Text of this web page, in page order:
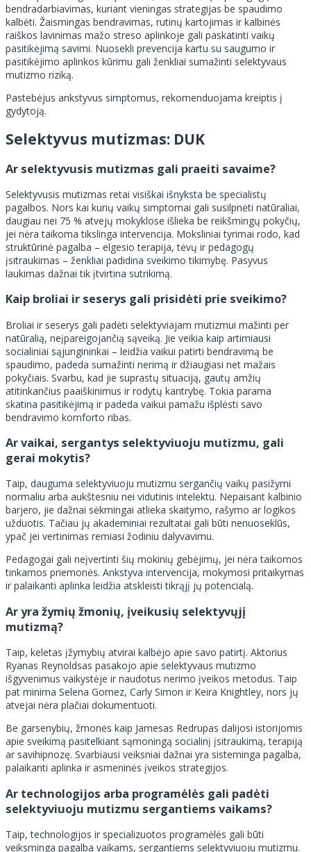
bendradarbiavimas, kuriant vieningas strategijas be spaudimo
kalbėti. Žaismingas bendravimas, rutinų kartojimas ir kalbinės
raiškos lavinimas mažo streso aplinkoje gali paskatinti vaikų
pasitikėjimą savimi. Nuosekli prevencija kartu su saugumo ir
pasitikėjimo aplinkos kūrimu gali ženkliai sumažinti selektyvaus
mutizmo riziką.
Pastebėjus ankstyvus simptomus, rekomenduojama kreiptis į
gydytoją.
Selektyvus mutizmas: DUK
Ar selektyvusis mutizmas gali praeiti savaime?
Selektyvusis mutizmas retai visiškai išnyksta be specialistų
pagalbos. Nors kai kurių vaikų simptomai gali susilpnėti natūraliai,
daugiau nei 75 % atvejų mokyklose išlieka be reikšmingų pokyčių,
jei nėra taikoma tikslinga intervencija. Moksliniai tyrimai rodo, kad
struktūrinė pagalba – elgesio terapija, tėvų ir pedagogų
įsitraukimas – ženkliai padidina sveikimo tikimybę. Pasyvus
laukimas dažnai tik įtvirtina sutrikimą.
Kaip broliai ir seserys gali prisidėti prie sveikimo?
Broliai ir seserys gali padėti selektyviajam mutizmui mažinti per
natūralią, neįpareigojančią sąveiką. Jie veikia kaip artimiausi
socialiniai sąjungininkai – leidžia vaikui patirti bendravimą be
spaudimo, padeda sumažinti nerimą ir džiaugiasi net mažais
pokyčiais. Svarbu, kad jie suprastų situaciją, gautų amžių
atitinkančius paaiškinimus ir rodytų kantrybę. Tokia parama
skatina pasitikėjimą ir padeda vaikui pamažu išplėsti savo
bendravimo komforto ribas.
Ar vaikai, sergantys selektyviuoju mutizmu, gali
gerai mokytis?
Taip, dauguma selektyviuoju mutizmu sergančių vaikų pasižymi
normaliu arba aukštesniu nei vidutinis intelektu. Nepaisant kalbinio
barjero, jie dažnai sėkmingai atlieka skaitymo, rašymo ar logikos
užduotis. Tačiau jų akademiniai rezultatai gali būti nenuoseklūs,
ypač jei vertinimas remiasi žodiniu dalyvavimu.
Pedagogai gali neįvertinti šių mokinių gebėjimų, jei nėra taikomos
tinkamos priemonės. Ankstyva intervencija, mokymosi pritaikymas
ir palaikanti aplinka leidžia atskleisti tikrąjį jų potencialą.
Ar yra žymių žmonių, įveikusių selektyvųjį
mutizmą?
Taip, keletas įžymybių atvirai kalbėjo apie savo patirtį. Aktorius
Ryanas Reynoldsas pasakojo apie selektyvaus mutizmo
išgyvenimus vaikystėje ir naudotus nerimo įveikos metodus. Taip
pat minima Selena Gomez, Carly Simon ir Keira Knightley, nors jų
atvejai nėra plačiai dokumentuoti.
Be garsenybių, žmonės kaip Jamesas Redrupas dalijosi istorijomis
apie sveikimą pasitelkiant sąmoningą socialinį įsitraukimą, terapiją
ar savihipnozę. Svarbiausi veiksniai dažnai yra sisteminga pagalba,
palaikanti aplinka ir asmeninės įveikos strategijos.
Ar technologijos arba programėlės gali padėti
selektyviuoju mutizmu sergantiems vaikams?
Taip, technologijos ir specializuotos programėlės gali būti
veiksminga pagalba vaikams, sergantiems selektyviuoju mutizmu.